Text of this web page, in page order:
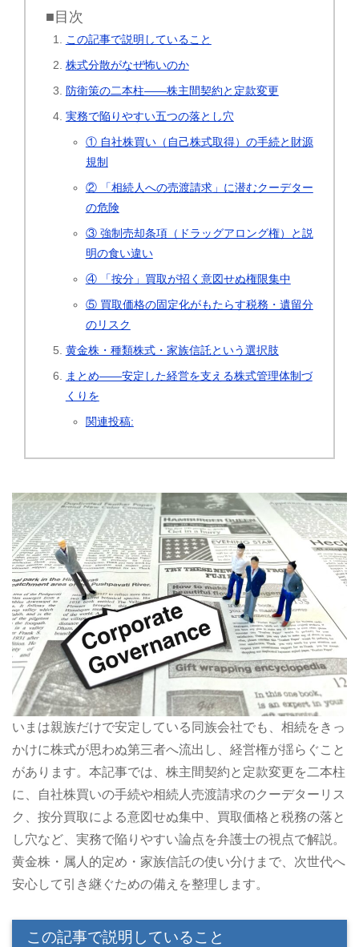
■目次
この記事で説明していること
株式分散がなぜ怖いのか
防衛策の二本柱――株主間契約と定款変更
実務で陥りやすい五つの落とし穴
① 自社株買い（自己株式取得）の手続と財源
規制
② 「相続人への売渡請求」に潜むクーデター
の危険
③ 強制売却条項（ドラッグアロング権）と説
明の食い違い
④ 「按分」買取が招く意図せぬ権限集中
⑤ 買取価格の固定化がもたらす税務・遺留分
のリスク
黄金株・種類株式・家族信託という選択肢
まとめ――安定した経営を支える株式管理体制づ
くりを
関連投稿:
いまは親族だけで安定している同族会社でも、相続をきっ
かけに株式が思わぬ第三者へ流出し、経営権が揺らぐこと
があります。本記事では、株主間契約と定款変更を二本柱
に、自社株買いの手続や相続人売渡請求のクーデターリス
ク、按分買取による意図せぬ集中、買取価格と税務の落と
し穴など、実務で陥りやすい論点を弁護士の視点で解説。
黄金株・属人的定め・家族信託の使い分けまで、次世代へ
安心して引き継ぐための備えを整理します。
この記事で説明していること